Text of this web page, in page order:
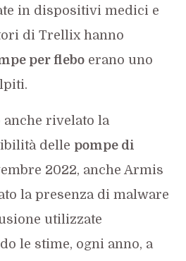
in dispositivi medici e
di Trellix hanno
per fleboerano uno
rivelato la
delle pompe di
2022, anche Armis
la presenza di malware
utilizzate
le stime, ogni anno, a